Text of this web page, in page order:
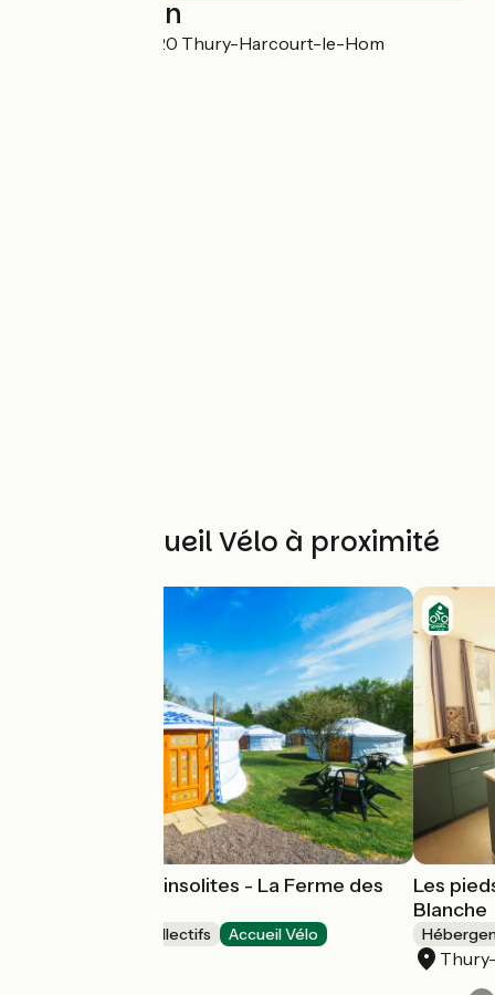
Localisation
5 rue d'Aunay 14220 Thury-Harcourt-le-Hom
Autres Accueil Vélo à proximité
Hébergements insolites - La Ferme des
Hébergements collectifs Accueil Vélo
Les
Blanche